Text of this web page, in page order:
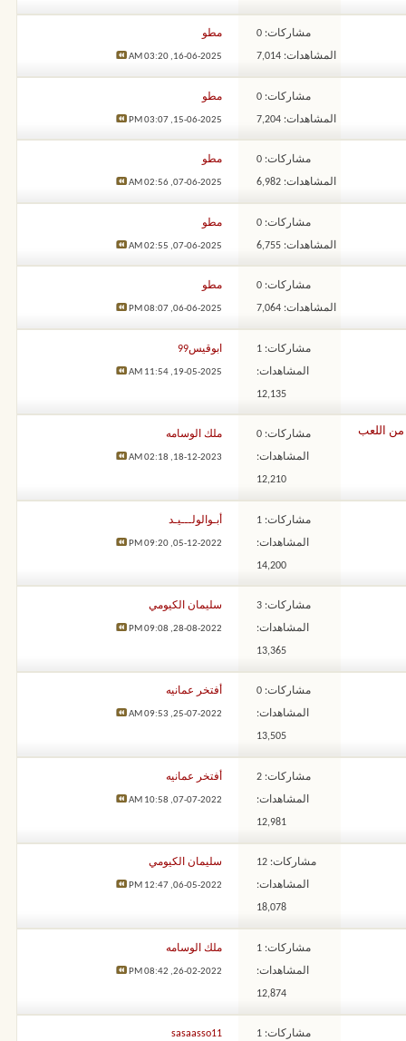
مشاركات: 0
المشاهدات: 7,014
مطو
16-06-2025,
03:20 AM
مشاركات: 0
المشاهدات: 7,204
مطو
15-06-2025,
03:07 PM
مشاركات: 0
المشاهدات: 6,982
مطو
07-06-2025,
02:56 AM
مشاركات: 0
المشاهدات: 6,755
مطو
07-06-2025,
02:55 AM
مشاركات: 0
المشاهدات: 7,064
مطو
06-06-2025,
08:07 PM
مشاركات: 1
المشاهدات:
12,135
ابوقيس99
19-05-2025,
11:54 AM
من اللعب مشاركات: 0
المشاهدات:
12,210
ملك الوسامه
18-12-2023,
02:18 AM
مشاركات: 1
المشاهدات:
14,200
أبـوالولـــيـد
05-12-2022,
09:20 PM
مشاركات: 3
المشاهدات:
13,365
سليمان الكيومي
28-08-2022,
09:08 PM
مشاركات: 0
المشاهدات:
13,505
أفتخر عمانيه
25-07-2022,
09:53 AM
مشاركات: 2
المشاهدات:
12,981
أفتخر عمانيه
07-07-2022,
10:58 AM
مشاركات: 12
المشاهدات:
18,078
سليمان الكيومي
06-05-2022,
12:47 PM
مشاركات: 1
المشاهدات:
12,874
ملك الوسامه
26-02-2022,
08:42 PM
مشاركات: 1 sasaasso11